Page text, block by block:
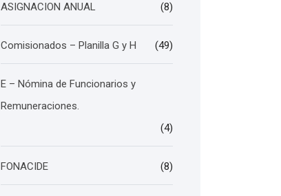
ASIGNACION ANUAL (8)
Comisionados – Planilla G y H (49)
E – Nómina de Funcionarios y
Remuneraciones.
(4)
FONACIDE (8)